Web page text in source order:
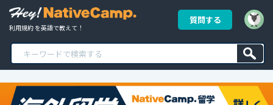
利用規約 を英語で教えて！
質問する